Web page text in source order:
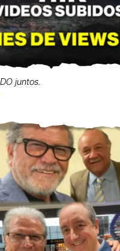
juntos.